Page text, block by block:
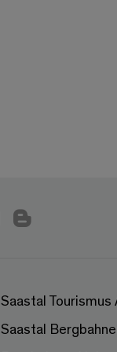
Saastal Tourismus
Saastal